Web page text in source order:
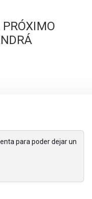
para poder dejar un